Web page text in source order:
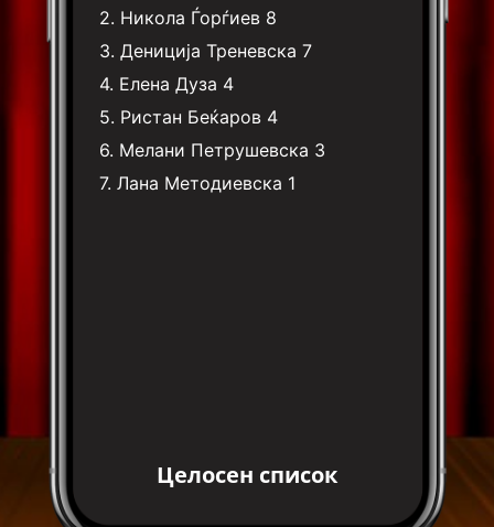
2. Никола Ѓорѓиев 8
3.Дениција Треневска 7
4. Елена Дуза 4
5. Ристан Беќаров 4
6. Мелани Петрушевска 3
7.Лана Методиевска 1
Целосен список